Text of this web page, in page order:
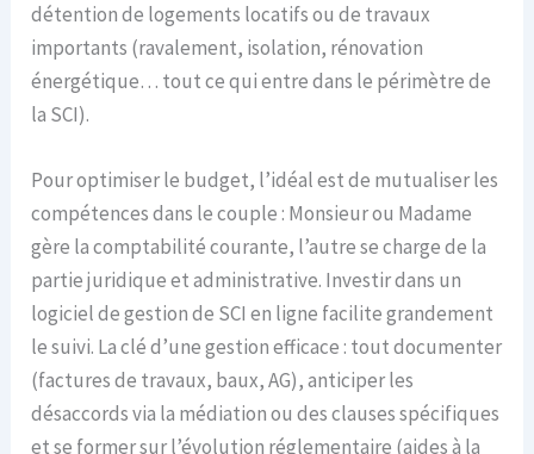
détention de logements locatifs ou de travaux
importants (ravalement, isolation, rénovation
énergétique… tout ce qui entre dans le périmètre de
la SCI).
Pour optimiser le budget, l’idéal est de mutualiser les
compétences dans le couple : Monsieur ou Madame
gère la comptabilité courante, l’autre se charge de la
partie juridique et administrative. Investir dans un
logiciel de gestion de SCI en ligne facilite grandement
le suivi. La clé d’une gestion efficace : tout documenter
(factures de travaux, baux, AG), anticiper les
désaccords via la médiation ou des clauses spécifiques
et se former sur l’évolution réglementaire (aides à la